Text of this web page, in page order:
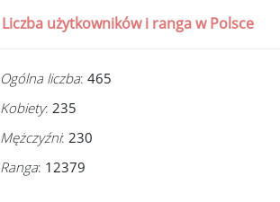
Liczba użytkowników i ranga w Polsce
Ogólna liczba: 465
Kobiety: 235
Mężczyźni: 230
Ranga: 12379